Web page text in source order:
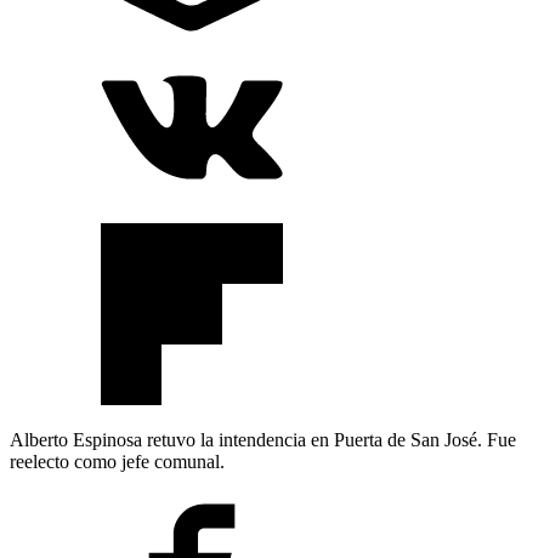
Alberto Espinosa retuvo la intendencia en Puerta de San José. Fue
reelecto como jefe comunal.